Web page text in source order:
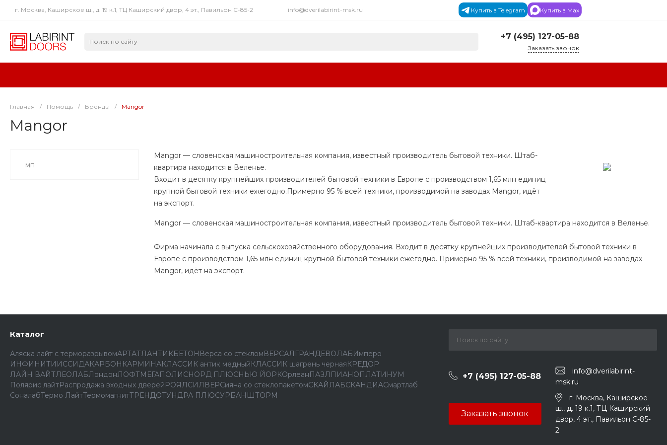
г. Москва, Каширское ш., д. 19 к.1, ТЦ Каширский двор, 4 эт., Павильон C-85-2 info@dverilabirint-msk.ru Купить в Telegram Купить в Max
+7 (495) 127-05-88‬
ш., д. 19 к.1, ТЦ
Раменское, Донинское
шоссе, 20, пав. № Б-6
г. п. Новоивановское, п.
Заказать звонок
Главная / Помощь / Бренды / Mangor
Mangor
мп
Mangor — словенская машиностроительная компания, известный производитель бытовой техники. Штаб-
квартира находится в Веленье.
Входит в десятку крупнейших производителей бытовой техники в Европе с производством 1,65 млн единиц
крупной бытовой техники ежегодно.Примерно 95 % всей техники, производимой на заводах Mangor, идёт
на экспорт.
Mangor — словенская машиностроительная компания, известный производитель бытовой техники. Штаб-квартира находится в Веленье.
Фирма начинала с выпуска сельскохозяйственного оборудования. Входит в десятку крупнейших производителей бытовой техники в
Европе с производством 1,65 млн единиц крупной бытовой техники ежегодно. Примерно 95 % всей техники, производимой на заводах
Mangor, идёт на экспорт.
Каталог
Аляска лайт с терморазрывомАРТАТЛАНТИКБЕТОН Верса со стекломВЕРСАЛ ГРАНДЕВОЛАБИмперо
ИНФИНИТИ ИССИДАКАРБОН КАРМИНАКЛАССИК антик медныйКЛАССИК шагрень чернаяКРЕДОР
ЛАЙН ВАЙТЛЕОЛАБЛондонЛОФТМЕГАПОЛИСНОРД ПЛЮСНЬЮ ЙОРКОрлеанПАЗЛ ПИАНОПЛАТИНУМ
Полярис лайтРаспродажа входных дверейРОЯЛСИЛВЕРСияна со стеклопакетомСКАЙЛАБСКАНДИAСмартлаб
СоналабТермо ЛайтТермомагнитТРЕНДОТУНДРА ПЛЮСУРБАН ШТОРМ
+7 (495) 127-05-88‬
info@dverilabirint-
msk.ru
Заказать звонок
г. Москва, Каширское
ш., д. 19 к.1, ТЦ Каширский
двор, 4 эт., Павильон C-85-
2